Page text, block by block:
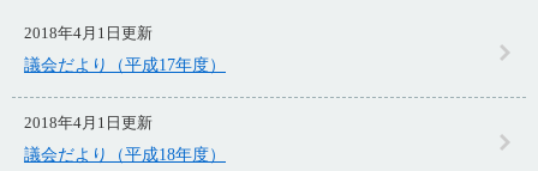
2018年4月1日更新
議会だより（平成17年度）
2018年4月1日更新
議会だより（平成18年度）